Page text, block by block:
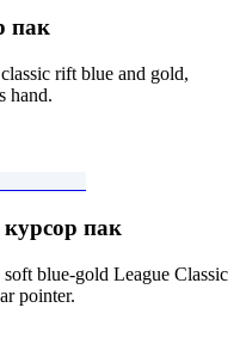
пак
rift blue and gold,
hand.
пак
blue-gold League Classic
pointer.